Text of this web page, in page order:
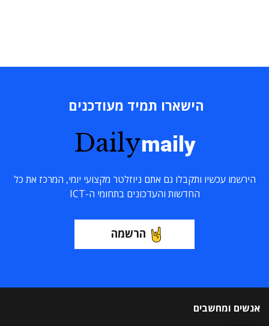
הישארו תמיד מעודכנים
Dailymaily
הירשמו עכשיו ותקבלו גם אתם ניוזלטר מקצועי יומי, המרכז את כל
החדשות והעדכונים בתחומי ה-ICT
הרשמה
אנשים ומחשבים